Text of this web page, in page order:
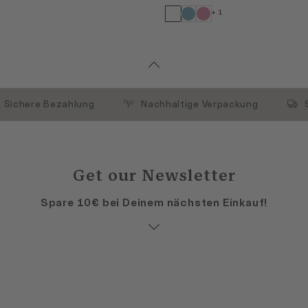
+ 1
Sichere Bezahlung Nachhaltige Verpackung
Get our Newsletter
Spare 10€ bei Deinem nächsten Einkauf!